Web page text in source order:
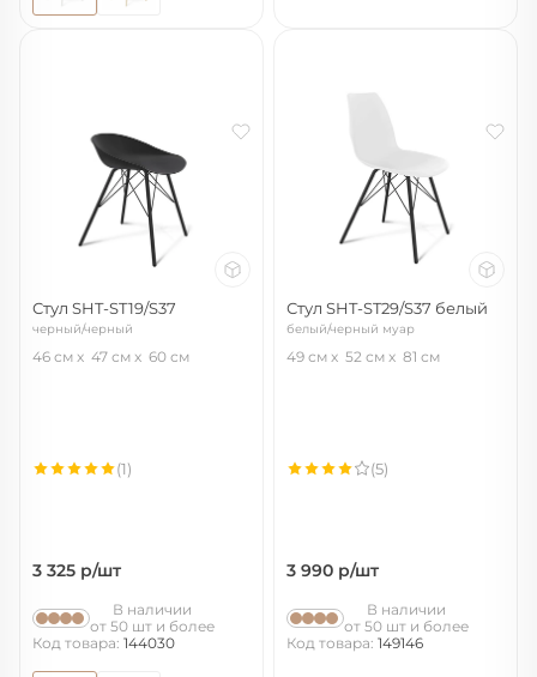
Стул SHT-ST19/S37
черный/черный
46 см 47 см 60 см
3 325 р/шт
(1)
В наличии
от 50 шт и более
Код товара: 144030
Стул SHT-ST29/S37 белый
белый/черный муар
49 см 52 см 81 см
3 990 р/шт
(5)
В наличии
от 50 шт и более
Код товара: 149146